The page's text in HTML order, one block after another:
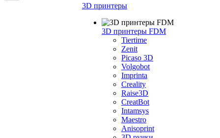
3D принтеры
3D принтеры FDM
Tiertime
Zenit
Picaso 3D
Volgobot
Imprinta
Creality
Raise3D
CreatBot
Intamsys
Maestro
Anisoprint